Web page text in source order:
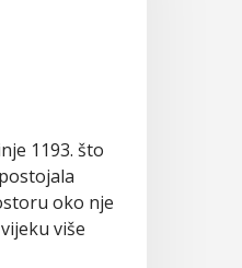
1193. što
oko nje
više